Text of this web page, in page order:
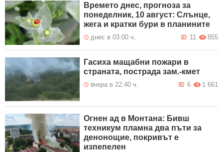
Времето днес, прогноза за
понеделник, 10 август: Слънце,
жега и кратки бури в планините
днес в 03:00 ч. 855
11
Гасиха мащабни пожари в
страната, пострада зам.-кмет
вчера в 22:40 ч. 1 661
6
Огнен ад в Монтана: Бивш
техникум пламна два пъти за
денонощие, покривът е
изпепелен